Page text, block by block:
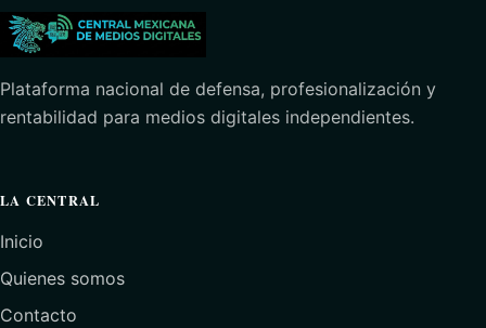
Plataforma nacional de defensa, profesionalización y
rentabilidad para medios digitales independientes.
LA CENTRAL
Inicio
Quienes somos
Contacto